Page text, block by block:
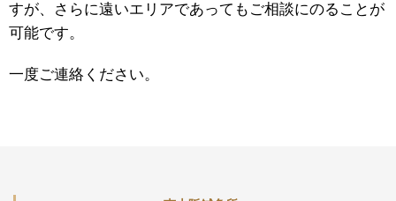
すが、さらに遠いエリアであってもご相談にのることが
可能です。
一度ご連絡ください。